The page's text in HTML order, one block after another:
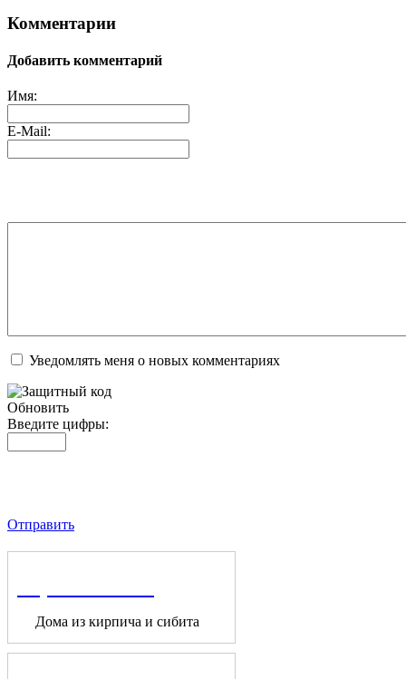
Комментарии
Добавить комментарий
Имя:
E-Mail:
Уведомлять меня о новых комментариях
Обновить
Введите цифры:
Отправить
Дома из кирпича и сибита